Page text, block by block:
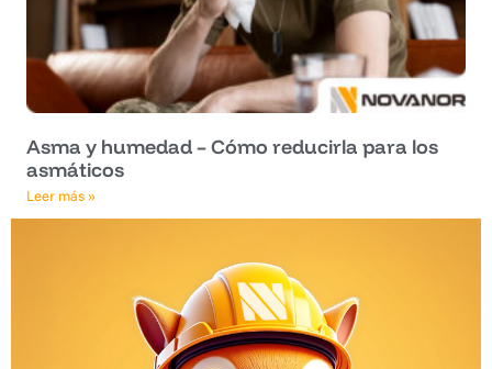
Asma y humedad – Cómo reducirla para los
asmáticos
Leer más »